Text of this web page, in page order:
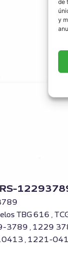
de
y
TBG 616 ,
3789 , 1229
, 1221-